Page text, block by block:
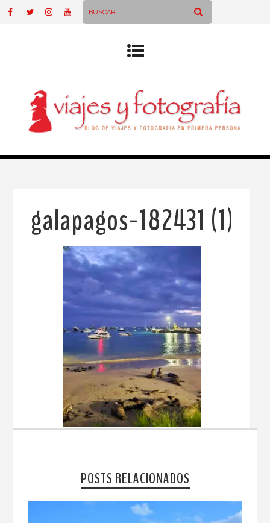
galapagos-182431 (1)
POSTS RELACIONADOS